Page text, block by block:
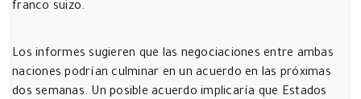
franco suizo.
Los informes sugieren que las negociaciones entre ambas
naciones podrían culminar en un acuerdo en las próximas
dos semanas. Un posible acuerdo implicaría que Estados